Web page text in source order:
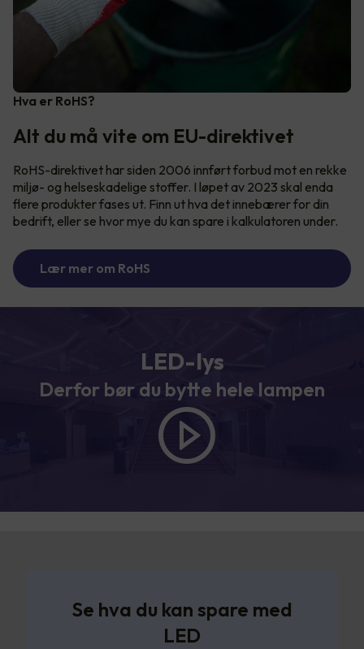
Hva er RoHS?
Alt du må vite om EU-direktivet
RoHS-direktivet har siden 2006 innført forbud mot en rekke
miljø- og helseskadelige stoffer. I løpet av 2023 skal enda
flere produkter fases ut. Finn ut hva det innebærer for din
bedrift, eller se hvor mye du kan spare i kalkulatoren under.
Lær mer om RoHS
LED-lys
Derfor bør du bytte hele lampen
Se hva du kan spare med
LED